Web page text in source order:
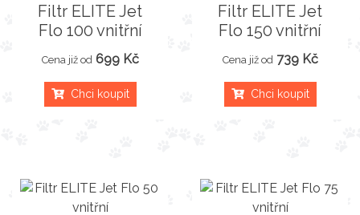
Filtr ELITE Jet
Flo 100 vnitřní
Cena již od 699 Kč
Chci koupit
Filtr ELITE Jet
Flo 150 vnitřní
Cena již od 739 Kč
Chci koupit